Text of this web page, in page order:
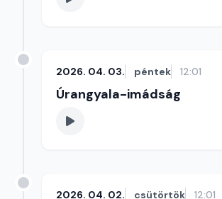
2026. 04. 03. péntek 12:01
Úrangyala-imádság
2026. 04. 02. csütörtök 12:01